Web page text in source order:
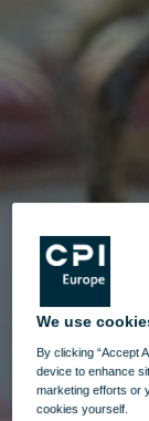
We use
By clicking “Accept
device to enhance
marketing efforts or
cookies yourself.